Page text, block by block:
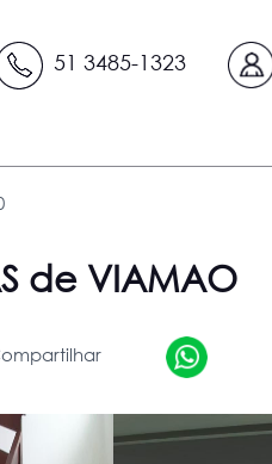
51 3485-1323
de VIAMAO